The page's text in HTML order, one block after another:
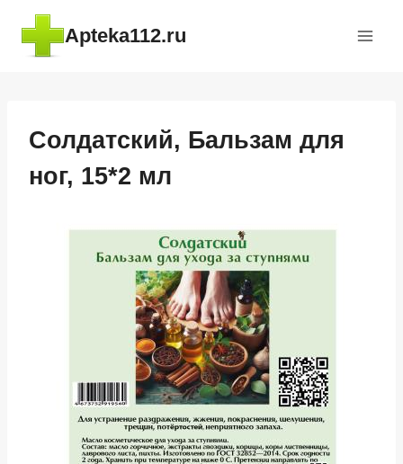
Перейти
содержимому
Apteka112.ru
Солдатский, Бальзам для
ног, 15*2 мл